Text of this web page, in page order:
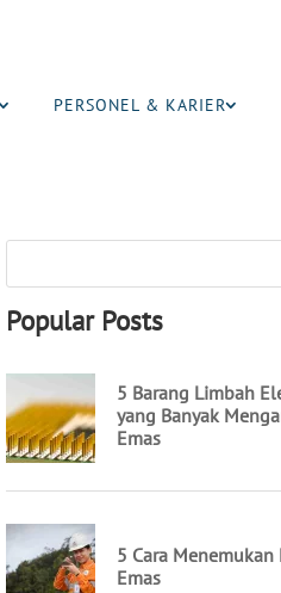
PERSONEL & KARIER
Popular Posts